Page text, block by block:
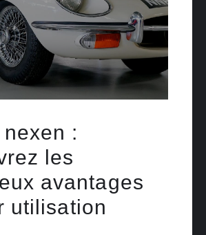
:
les
avantages
utilisation